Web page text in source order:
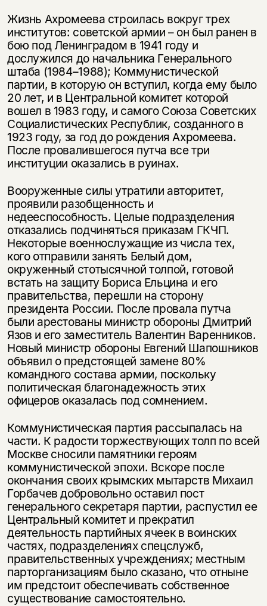
Жизнь Ахромеева строилась вокруг трех
институтов: советской армии – он был ранен в
бою под Ленинградом в 1941 году и
дослужился до начальника Генерального
штаба (1984–1988); Коммунистической
партии, в которую он вступил, когда ему было
20 лет, и в Центральной комитет которой
вошел в 1983 году, и самого Союза Советских
Социалистических Республик, созданного в
1923 году, за год до рождения Ахромеева.
После провалившегося путча все три
институции оказались в руинах.
Вооруженные силы утратили авторитет,
проявили разобщенность и
недееспособность. Целые подразделения
отказались подчиняться приказам ГКЧП.
Некоторые военнослужащие из числа тех,
кого отправили занять Белый дом,
окруженный стотысячной толпой, готовой
встать на защиту Бориса Ельцина и его
правительства, перешли на сторону
президента России. После провала путча
были арестованы министр обороны Дмитрий
Язов и его заместитель Валентин Варенников.
Новый министр обороны Евгений Шапошников
объявил о предстоящей замене 80%
командного состава армии, поскольку
политическая благонадежность этих
офицеров оказалась под сомнением.
Коммунистическая партия рассыпалась на
части. К радости торжествующих толп по всей
Москве сносили памятники героям
коммунистической эпохи. Вскоре после
окончания своих крымских мытарств Михаил
Горбачев добровольно оставил пост
генерального секретаря партии, распустил ее
Центральный комитет и прекратил
деятельность партийных ячеек в воинских
частях, подразделениях спецслужб,
правительственных учреждениях; местным
парторганизациям было сказано, что отныне
им предстоит обеспечивать собственное
существование самостоятельно.